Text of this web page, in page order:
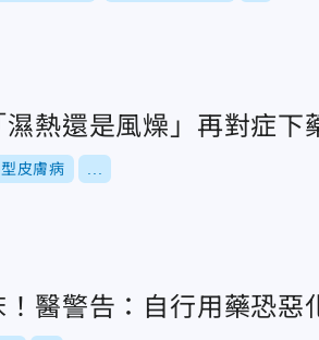
熱還是風燥」再對症下
皮膚病
醫警告：自行用藥恐惡